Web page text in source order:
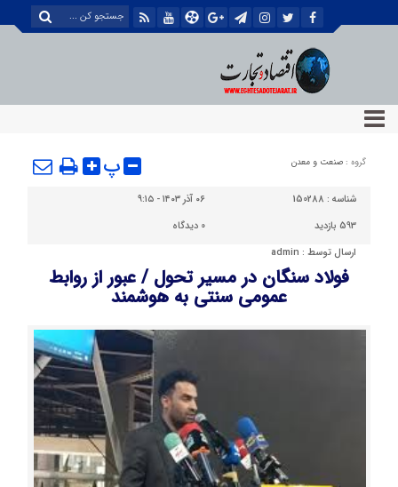
گروه : صنعت و معدن پ
شناسه : 150288
۰۶ آذر ۱۴۰۳ - ۹:۱۵
593 بازدید
0 دیدگاه
ارسال توسط : admin
فولاد سنگان در مسیر تحول / عبور از روابط
عمومی سنتی به هوشمند